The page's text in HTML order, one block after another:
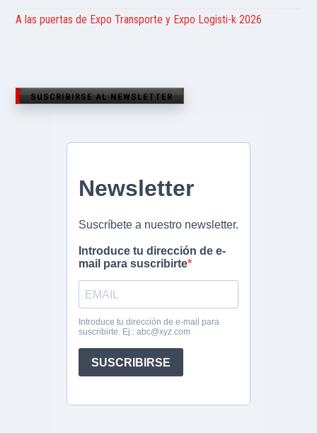
A las puertas de Expo Transporte y Expo Logisti-k 2026
SUSCRIBIRSE AL NEWSLETTER